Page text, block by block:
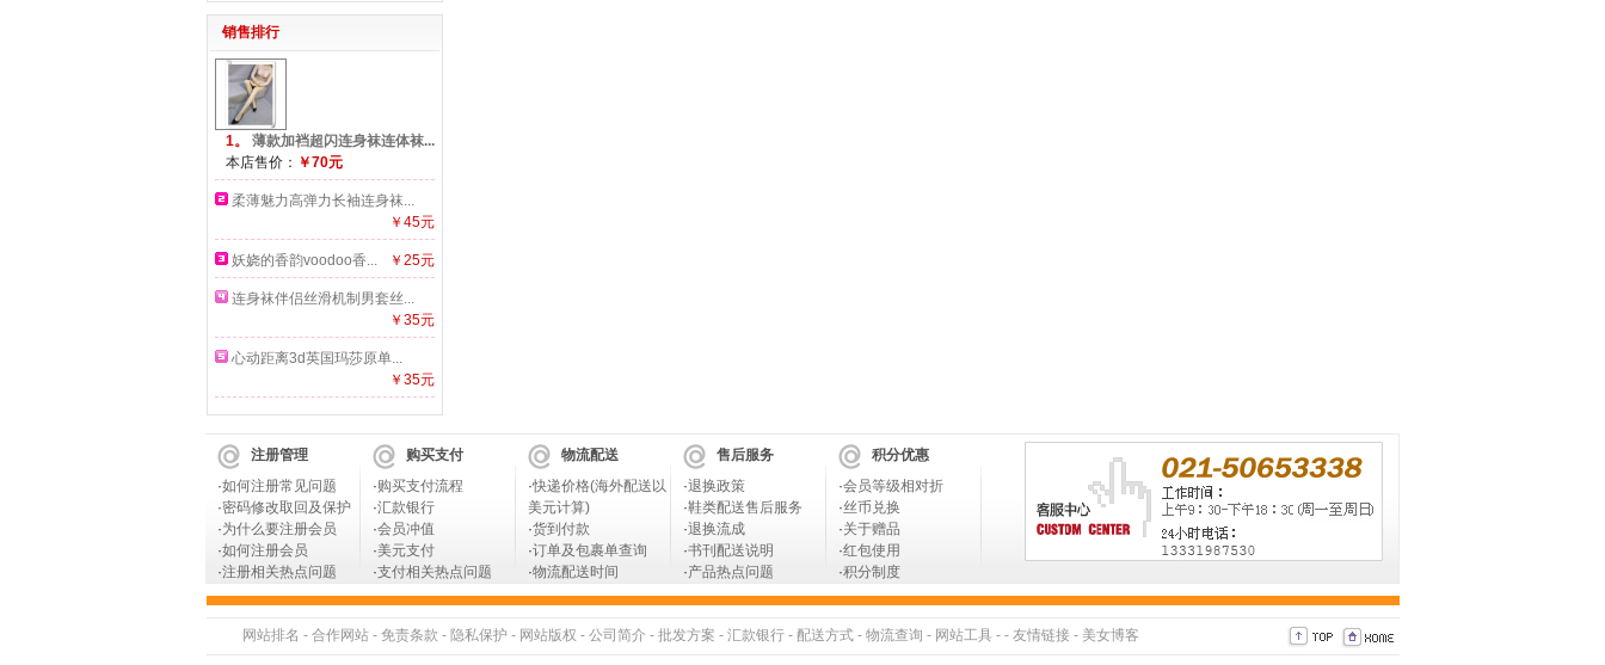
销售排行
1。
薄款加裆超闪连身袜连体袜...
本店售价： ￥70元
柔薄魅力高弹力长袖连身袜...
￥45元
妖娆的香韵voodoo香... ￥25元
连身袜伴侣丝滑机制男套丝...
￥35元
心动距离3d英国玛莎原单...
￥35元
注册管理
·如何注册常见问题
·密码修改取回及保护
·为什么要注册会员
·如何注册会员
·注册相关热点问题
购买支付
·购买支付流程
·汇款银行
·会员冲值
·美元支付
·支付相关热点问题
物流配送
·快递价格(海外配送以
美元计算)
·货到付款
·订单及包裹单查询
·物流配送时间
售后服务
·退换政策
·鞋类配送售后服务
·退换流成
·书刊配送说明
·产品热点问题
积分优惠
·会员等级相对折
·丝币兑换
·关于赠品
·红包使用
·积分制度
网站排名 - 合作网站- 免责条款 - 隐私保护 - 网站版权 - 公司简介 - 批发方案 - 汇款银行- 配送方式- 物流查询 - 网站工具 - - 友情链接- 美女博客